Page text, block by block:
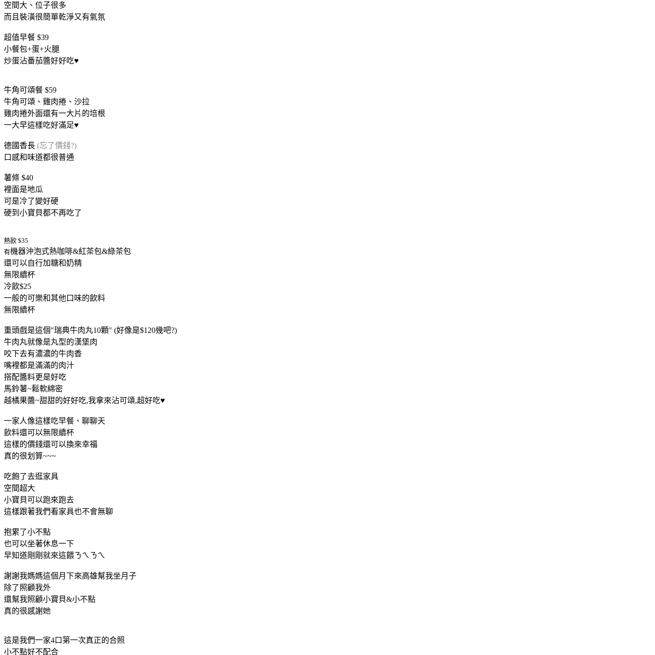
空間大、位子很多
而且裝潢很簡單乾淨又有氣氛
超值早餐 $39
小餐包+蛋+火腿
炒蛋沾番茄醬好好吃♥
牛角可頌餐 $59
牛角可頌、雞肉捲、沙拉
雞肉捲外面還有一大片的培根
一大早這樣吃好滿足♥
德國香長 (忘了價錢?)
口感和味道都很普通
薯條 $40
裡面是地瓜
可是冷了變好硬
硬到小寶貝都不再吃了
熱飲 $35
有機器沖泡式熱咖啡&紅茶包&綠茶包
還可以自行加糖和奶精
無限續杯
冷飲$25
一般的可樂和其他口味的飲料
無限續杯
重頭戲是這個"瑞典牛肉丸10顆" (好像是$120幾吧?)
牛肉丸就像是丸型的漢堡肉
咬下去有濃濃的牛肉香
嘴裡都是滿滿的肉汁
搭配醬料更是好吃
馬鈴薯~鬆軟綿密
越橘果醬~甜甜的好好吃,我拿來沾可頌,超好吃♥
一家人像這樣吃早餐、聊聊天
飲料還可以無限續杯
這樣的價錢還可以換來幸福
真的很划算~~~
吃飽了去逛家具
空間超大
小寶貝可以跑來跑去
這樣跟著我們看家具也不會無聊
抱累了小不點
也可以坐著休息一下
早知道剛剛就來這餵ㄋㄟㄋㄟ
謝謝我媽媽這個月下來高雄幫我坐月子
除了照顧我外
還幫我照顧小寶貝&小不點
真的很感謝她
這是我們一家4口第一次真正的合照
小不點好不配合